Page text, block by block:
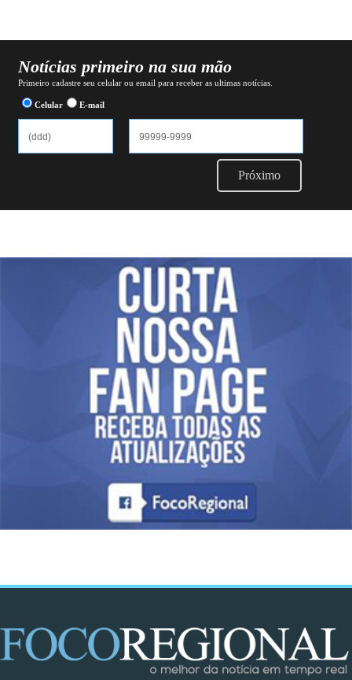
Notícias primeiro na sua mão
Primeiro cadastre seu celular ou email para receber as ultimas notícias.
Celular E-mail
Próximo